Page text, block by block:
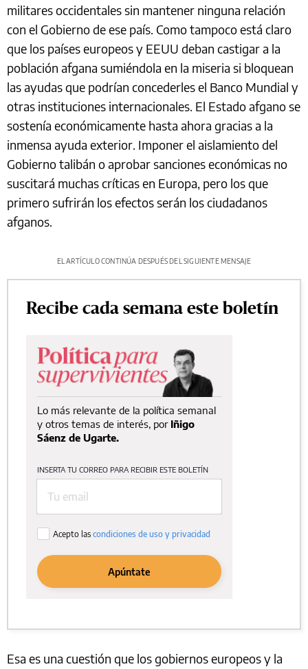
militares occidentales sin mantener ninguna relación
con el Gobierno de ese país. Como tampoco está claro
que los países europeos y EEUU deban castigar a la
población afgana sumiéndola en la miseria si bloquean
las ayudas que podrían concederles el Banco Mundial y
otras instituciones internacionales. El Estado afgano se
sostenía económicamente hasta ahora gracias a la
inmensa ayuda exterior. Imponer el aislamiento del
Gobierno talibán o aprobar sanciones económicas no
suscitará muchas críticas en Europa, pero los que
primero sufrirán los efectos serán los ciudadanos
afganos.
EL ARTÍCULO CONTINÚA DESPUÉS DEL SIGUIENTE MENSAJE
Recibe cada semana este boletín
Esa es una cuestión que los gobiernos europeos y la